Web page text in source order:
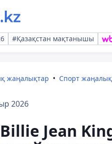
#Қазақстан мақтанышы
жаңалықтар Спорт
2026
Jean